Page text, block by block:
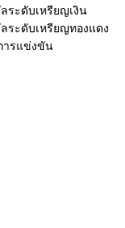
ระดับเหรียญเงิน
ระดับเหรียญทองแดง
ารแข่งขัน